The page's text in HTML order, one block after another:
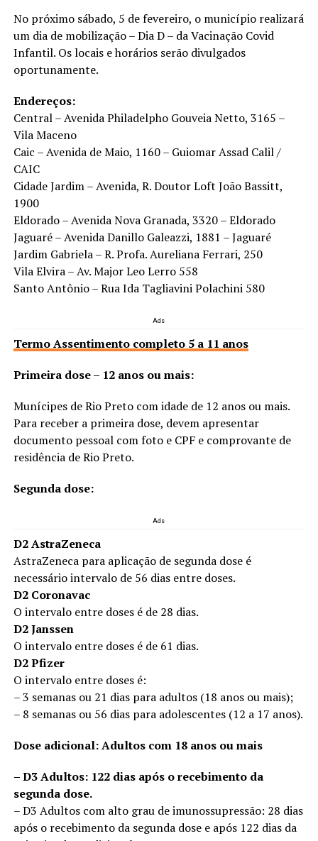
No próximo sábado, 5 de fevereiro, o município realizará
um dia de mobilização – Dia D – da Vacinação Covid
Infantil. Os locais e horários serão divulgados
oportunamente.
Endereços:
Central – Avenida Philadelpho Gouveia Netto, 3165 –
Vila Maceno
Caic – Avenida de Maio, 1160 – Guiomar Assad Calil /
CAIC
Cidade Jardim – Avenida, R. Doutor Loft João Bassitt,
1900
Eldorado – Avenida Nova Granada, 3320 – Eldorado
Jaguaré – Avenida Danillo Galeazzi, 1881 – Jaguaré
Jardim Gabriela – R. Profa. Aureliana Ferrari, 250
Vila Elvira – Av. Major Leo Lerro 558
Santo Antônio – Rua Ida Tagliavini Polachini 580
Ads
Termo Assentimento completo 5 a 11 anos
Primeira dose – 12 anos ou mais:
Munícipes de Rio Preto com idade de 12 anos ou mais.
Para receber a primeira dose, devem apresentar
documento pessoal com foto e CPF e comprovante de
residência de Rio Preto.
Segunda dose:
Ads
D2 AstraZeneca
AstraZeneca para aplicação de segunda dose é
necessário intervalo de 56 dias entre doses.
D2 Coronavac
O intervalo entre doses é de 28 dias.
D2 Janssen
O intervalo entre doses é de 61 dias.
D2 Pfizer
O intervalo entre doses é:
– 3 semanas ou 21 dias para adultos (18 anos ou mais);
– 8 semanas ou 56 dias para adolescentes (12 a 17 anos).
Dose adicional: Adultos com 18 anos ou mais
– D3 Adultos: 122 dias após o recebimento da
segunda dose.
– D3 Adultos com alto grau de imunossupressão: 28 dias
após o recebimento da segunda dose e após 122 dias da